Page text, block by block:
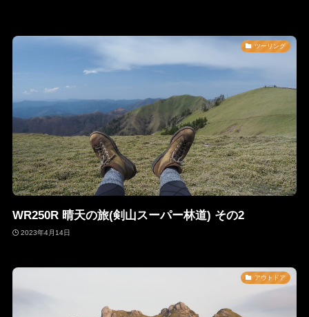
ツーリング
WR250R 晴天の旅(剣山スーパー林道) その2
2023年4月14日
アウトドア